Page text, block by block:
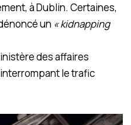
à Dublin. Certaines,
un « kidnapping
des affaires
le trafic